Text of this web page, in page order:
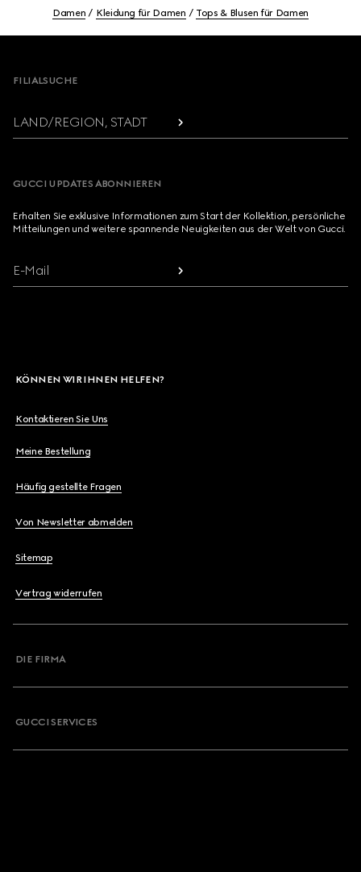
Damen Kleidung für Damen Tops & Blusen für Damen
FILIALSUCHE
LAND/REGION, STADT
GUCCI UPDATES ABONNIEREN
Erhalten Sie exklusive Informationen zum Start der Kollektion, persönliche
Mitteilungen und weitere spannende Neuigkeiten aus der Welt von Gucci.
E-Mail
KÖNNEN WIR IHNEN HELFEN?
Kontaktieren Sie Uns
Meine Bestellung
Häufig gestellte Fragen
Von Newsletter abmelden
Sitemap
Vertrag widerrufen
DIE FIRMA
GUCCI SERVICES